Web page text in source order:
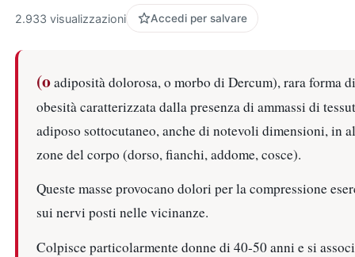
2.933 visualizzazioni Accedi per salvare
(oadiposità dolorosa, o morbo di Dercum), rara forma di
obesità caratterizzata dalla presenza di ammassi di
adiposo sottocutaneo, anche di notevoli dimensioni, in
zone del corpo (dorso, fianchi, addome, cosce).
Queste masse provocano dolori per la compressione
sui nervi posti nelle vicinanze.
Colpisce particolarmente donne di 40-50 anni e si